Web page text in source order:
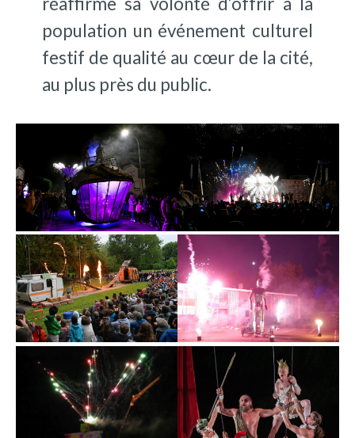
population un événement culturel
festif de qualité au cœur de la cité,
au plus près du public.